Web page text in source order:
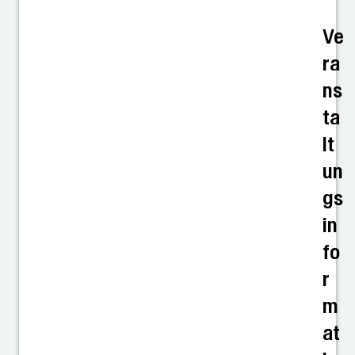
Ve
ra
ns
ta
lt
un
gs
in
fo
r
m
at